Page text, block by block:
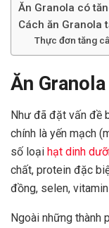
Ăn Granola có
Cách ăn Granola
Thực đơn tăng
Ăn
Như đã đặt vấn đề
chính là yến mạch
số loại hạt dinh
chất, protein đặc
đồng, selen,
Ngoài những thành